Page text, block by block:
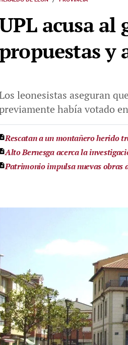
acusa al
y
leonesistas aseguran
había votado
Rescatan a un montañero herido
Alto Bernesga acerca la
Patrimonio impulsa nuevas obras